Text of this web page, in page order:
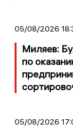
05/08/2026
Миляев:
по
05/08/2026